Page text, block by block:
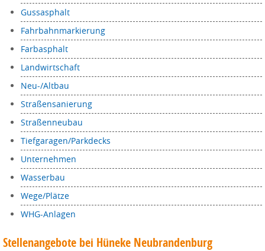
Gussasphalt
Fahrbahnmarkierung
Farbasphalt
Landwirtschaft
Neu-/Altbau
Straßensanierung
Straßenneubau
Tiefgaragen/Parkdecks
Unternehmen
Wasserbau
Wege/Plätze
WHG-Anlagen
Stellenangebote bei Hüneke Neubrandenburg